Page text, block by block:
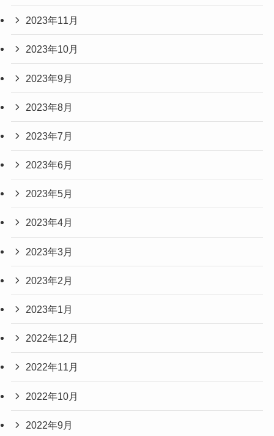
2023年11月
2023年10月
2023年9月
2023年8月
2023年7月
2023年6月
2023年5月
2023年4月
2023年3月
2023年2月
2023年1月
2022年12月
2022年11月
2022年10月
2022年9月